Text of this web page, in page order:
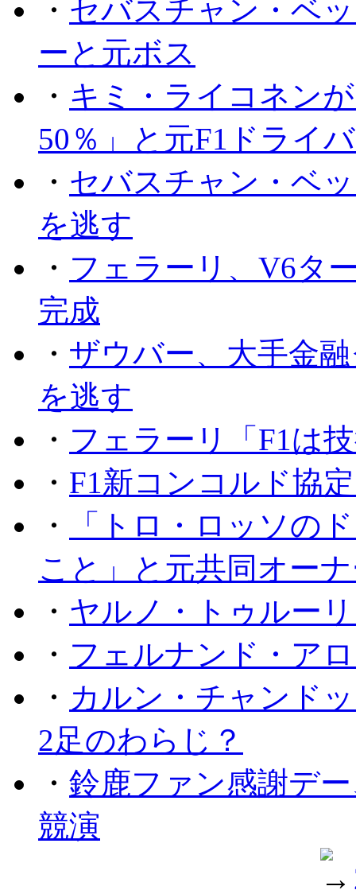
・ セバスチャン・ベ
ーと元ボス
・ キミ・ライコネン
50％」と元F1ドライ
・ セバスチャン・ベ
を逃す
・ フェラーリ、V6タ
完成
・ ザウバー、大手金
を逃す
・ フェラーリ「F1は
・ F1新コンコルド協
・
「トロ・ロッソの
こと」と元共同オー
・ ヤルノ・トゥルー
・ フェルナンド・ア
・ カルン・チャンド
2足のわらじ？
・ 鈴鹿ファン感謝デ
競演